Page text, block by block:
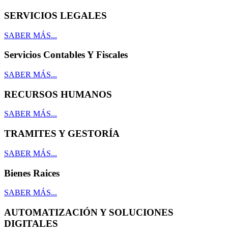
SERVICIOS LEGALES
SABER MÁS...
Servicios Contables Y Fiscales
SABER MÁS...
RECURSOS HUMANOS
SABER MÁS...
TRAMITES Y GESTORÍA
SABER MÁS...
Bienes Raices
SABER MÁS...
AUTOMATIZACIÓN Y SOLUCIONES
DIGITALES